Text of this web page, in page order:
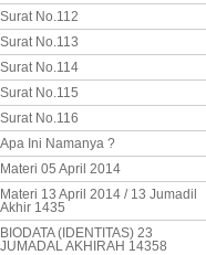
Surat No.112
Surat No.113
Surat No.114
Surat No.115
Surat No.116
Apa Ini Namanya ?
Materi 05 April 2014
Materi 13 April 2014 / 13 Jumadil
Akhir 1435
BIODATA (IDENTITAS) 23
JUMADAL AKHIRAH 14358